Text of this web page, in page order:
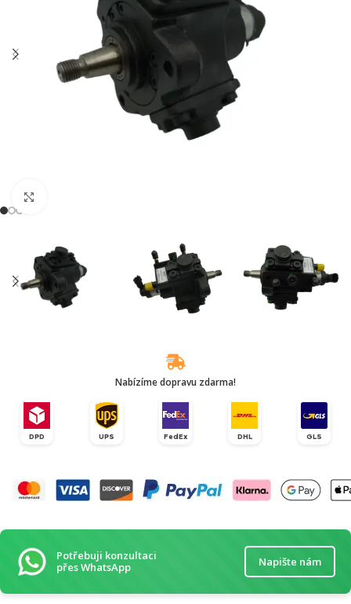
Nabízíme dopravu zdarma!
DPD UPS FedEx DHL GLS
Potřebuji konzultaci
přes WhatsApp
Napište nám